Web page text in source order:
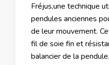
Fréjus,une technique
pendules anciennes
de leur mouvement.
fil de soie fin et
balancier de la